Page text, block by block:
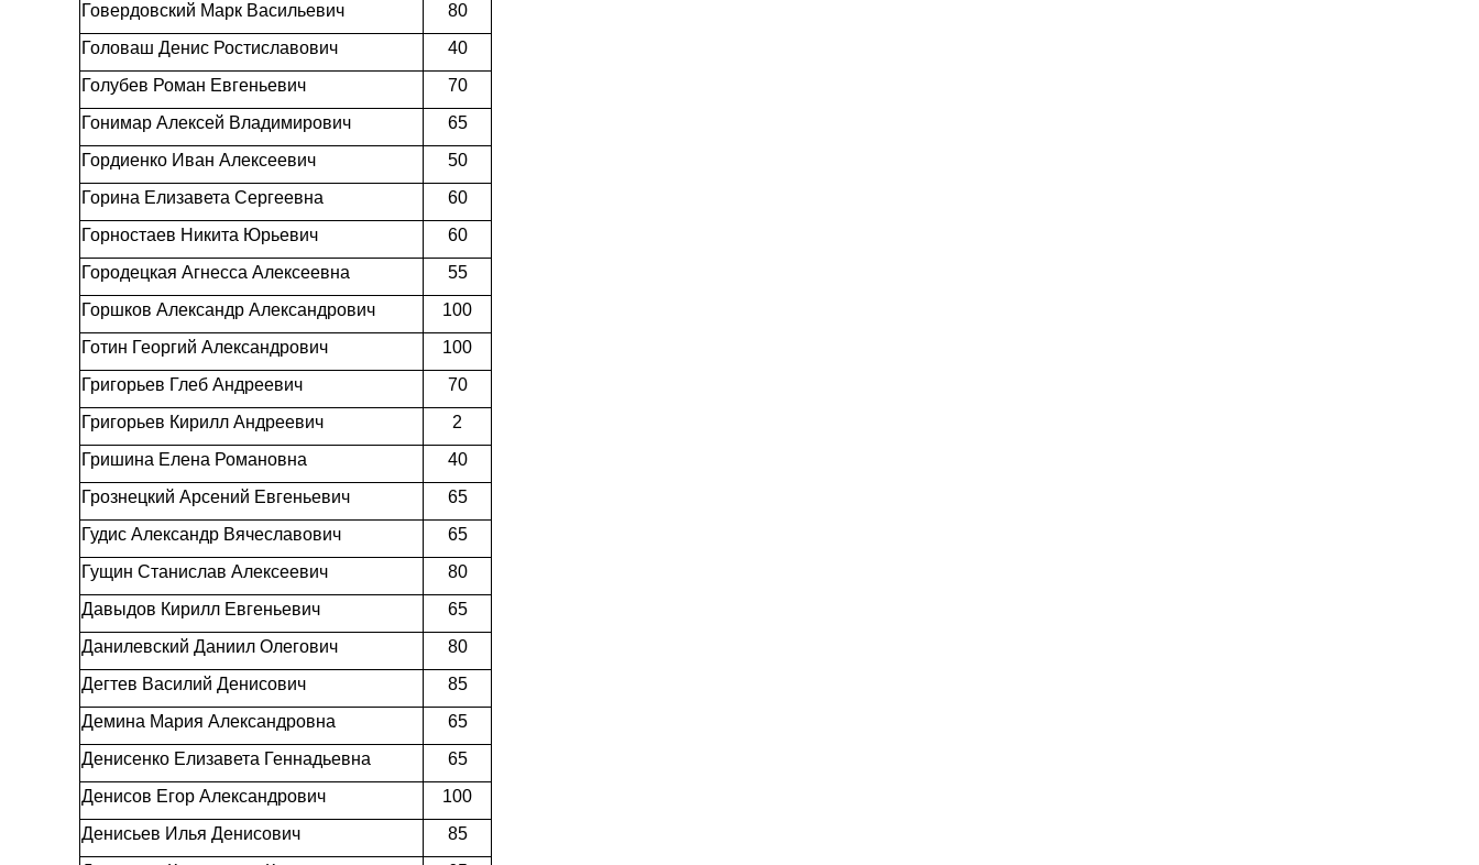
Говердовский Марк Васильевич
80
Головаш Денис Ростиславович
40
Голубев Роман Евгеньевич
70
Гонимар Алексей Владимирович
65
Гордиенко Иван Алексеевич
50
Горина Елизавета Сергеевна
60
Горностаев Никита Юрьевич
60
Городецкая Агнесса Алексеевна
55
Горшков Александр Александрович
100
Готин Георгий Александрович
100
Григорьев Глеб Андреевич
70
Григорьев Кирилл Андреевич
2
Гришина Елена Романовна
40
Грознецкий Арсений Евгеньевич
65
Гудис Александр Вячеславович
65
Гущин Станислав Алексеевич
80
Давыдов Кирилл Евгеньевич
65
Данилевский Даниил Олегович
80
Дегтев Василий Денисович
85
Демина Мария Александровна
65
Денисенко Елизавета Геннадьевна
65
Денисов Егор Александрович
100
Денисьев Илья Денисович
85